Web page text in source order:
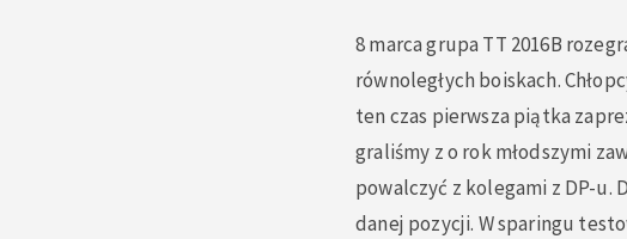
8 marca grupa TT 2016B
równoległych boiskach.
ten czas pierwsza piątka
graliśmy z o rok młodszymi
powalczyć z kolegami z DP-u.
danej pozycji. W sparingu